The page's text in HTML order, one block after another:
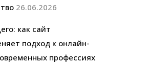
26.06.2026
как сайт
подход к онлайн-
профессиях